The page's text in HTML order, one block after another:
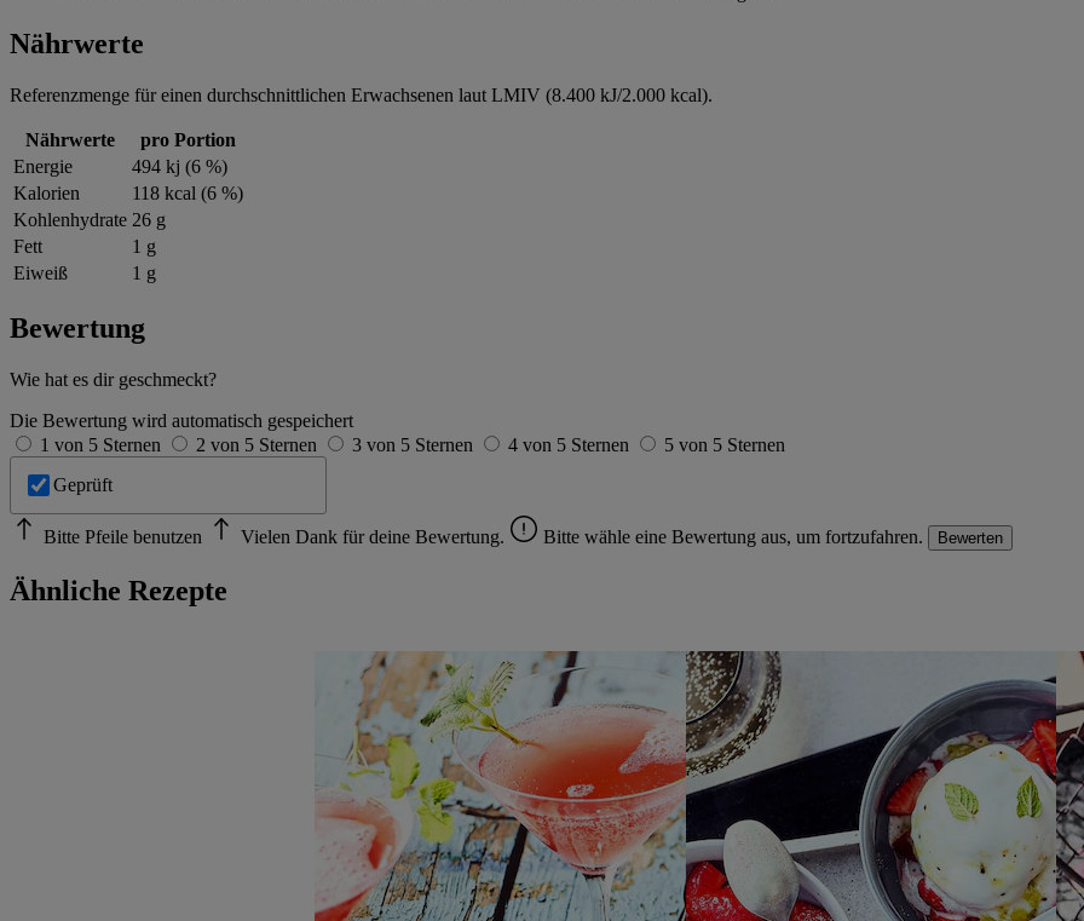
Nährwerte
Referenzmenge für einen durchschnittlichen Erwachsenen laut LMIV (8.400 kJ/2.000 kcal).
Nährwerte
pro Portion
Energie
494 kj (6 %)
Kalorien
118 kcal (6 %)
Kohlenhydrate 26 g
Fett
1 g
Eiweiß
1 g
Bewertung
Wie hat es dir geschmeckt?
Die Bewertung wird automatisch gespeichert
1 von 5 Sternen
2 von 5 Sternen 3 von 5 Sternen 4 von 5 Sternen
5 von 5 Sternen
Geprüft
Bitte Pfeile benutzen Vielen Dank für deine Bewertung. Bitte wähle eine Bewertung aus, um fortzufahren. Bewerten
Ähnliche Rezepte